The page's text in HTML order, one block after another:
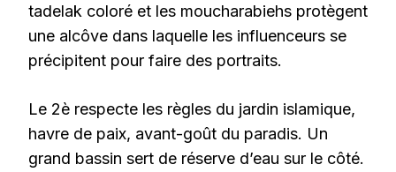
tadelak coloré et les moucharabiehs protègent
une alcôve dans laquelle les influenceurs se
précipitent pour faire des portraits.
Le 2è respecte les règles du jardin islamique,
havre de paix, avant-goût du paradis. Un
grand bassin sert de réserve d’eau sur le côté.